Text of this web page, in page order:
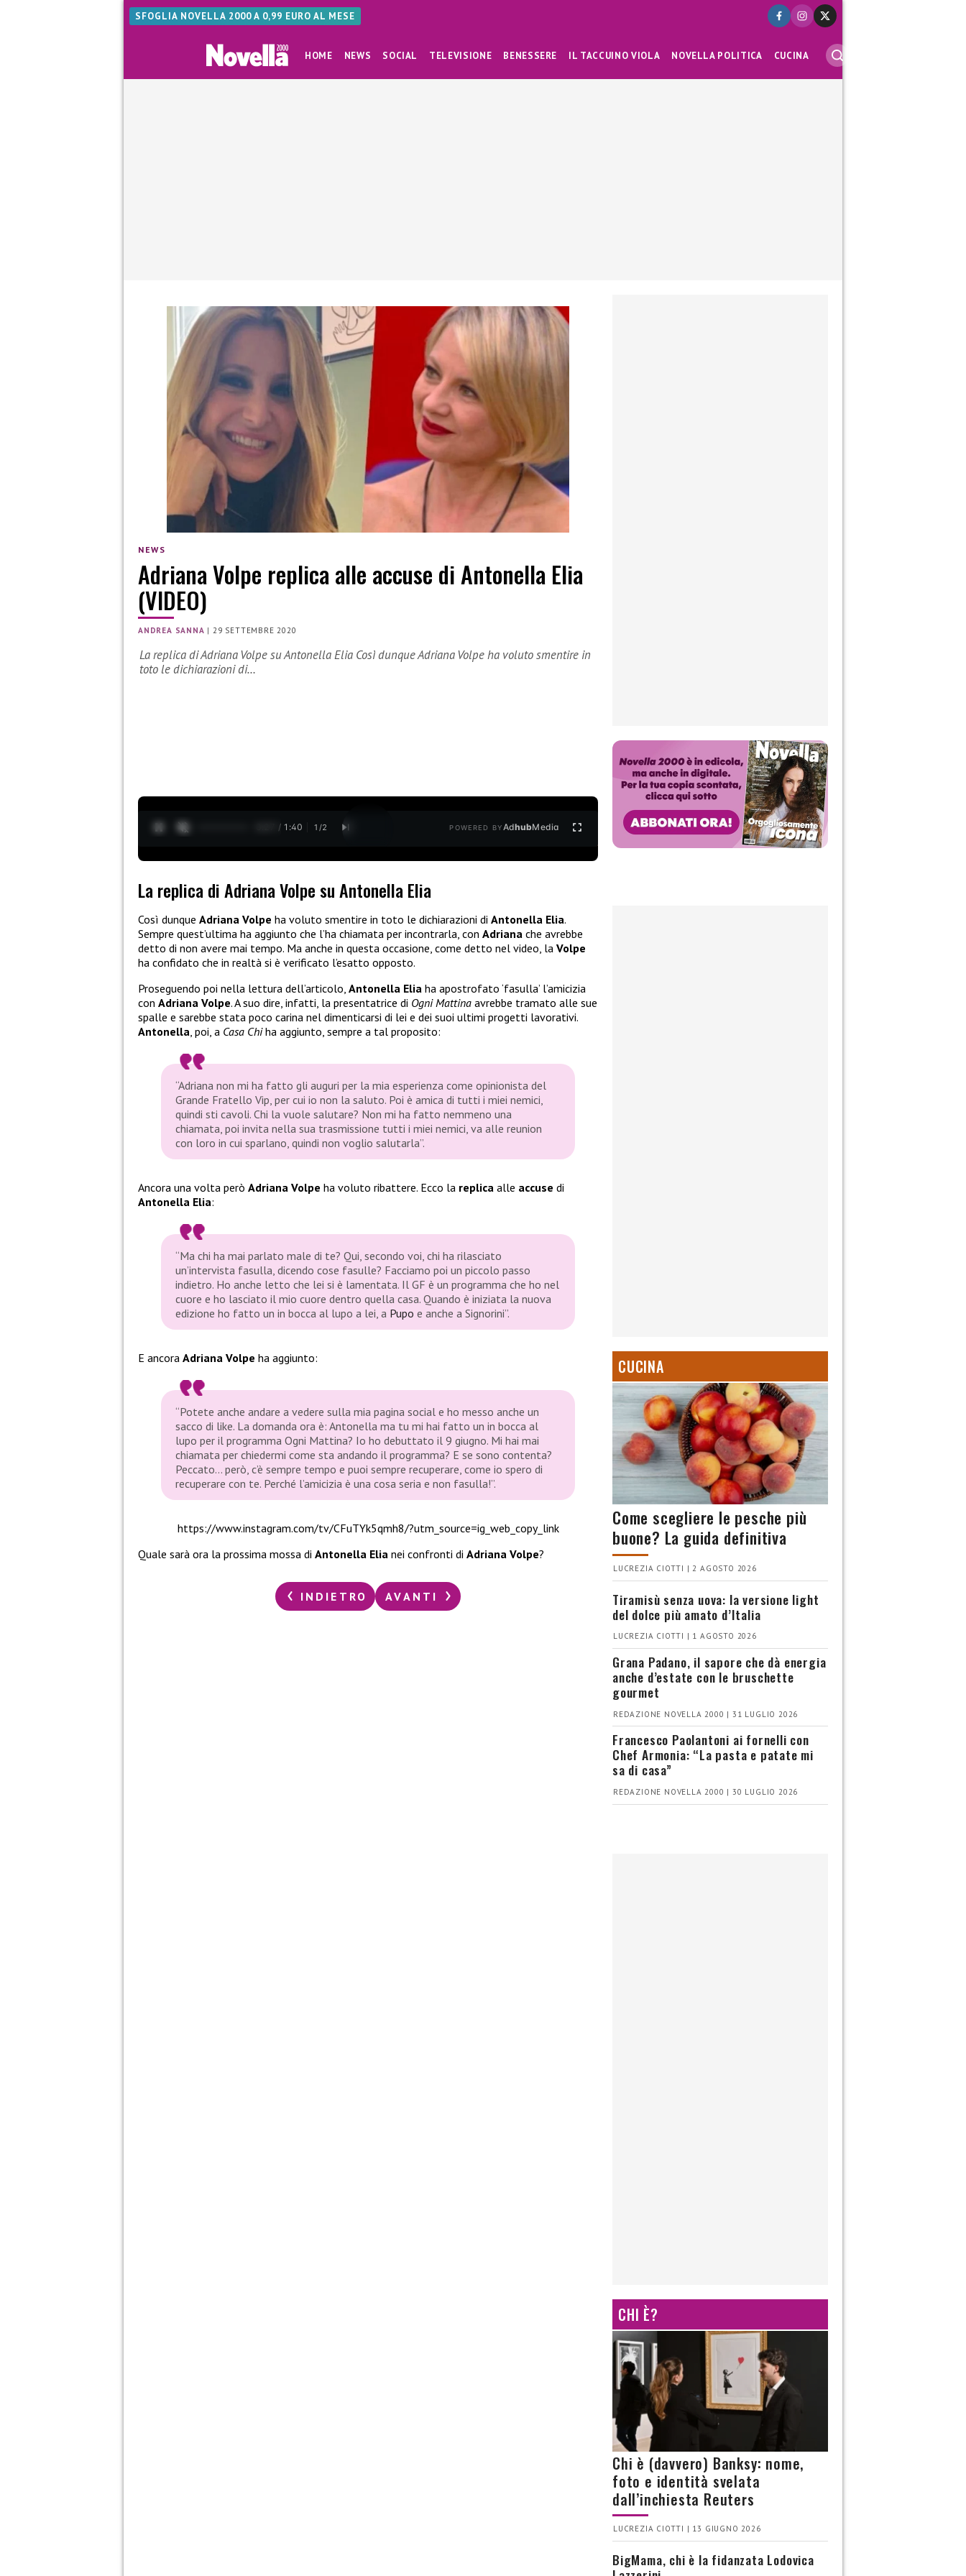
SFOGLIA NOVELLA 2000 A 0,99 EURO AL MESE
HOME NEWS SOCIAL TELEVISIONE BENESSERE IL TACCUINO VIOLA NOVELLA POLITICA CUCINA
NEWS
Adriana Volpe replica alle accuse di Antonella Elia
(VIDEO)
ANDREA SANNA |29 SETTEMBRE 2020
La replica di Adriana Volpe su Antonella Elia Così dunque Adriana Volpe ha voluto smentire in
toto le dichiarazioni di…
0:28 / 1:40 1 /2 POWERED BYAdhubMedia
La replica di Adriana Volpe su Antonella Elia
Così dunque Adriana Volpe ha voluto smentire in toto le dichiarazioni di Antonella Elia.
Sempre quest’ultima ha aggiunto che l’ha chiamata per incontrarla, con Adriana che avrebbe
detto di non avere mai tempo. Ma anche in questa occasione, come detto nel video, la Volpe
ha confidato che in realtà si è verificato l’esatto opposto.
Proseguendo poi nella lettura dell’articolo, Antonella Elia ha apostrofato ‘fasulla’ l’amicizia
con Adriana Volpe. A suo dire, infatti, la presentatrice di Ogni Mattina avrebbe tramato alle sue
spalle e sarebbe stata poco carina nel dimenticarsi di lei e dei suoi ultimi progetti lavorativi.
Antonella, poi, a Casa Chiha aggiunto, sempre a tal proposito:
“Adriana non mi ha fatto gli auguri per la mia esperienza come opinionista del
Grande Fratello Vip, per cui io non la saluto. Poi è amica di tutti i miei nemici,
quindi sti cavoli. Chi la vuole salutare? Non mi ha fatto nemmeno una
chiamata, poi invita nella sua trasmissione tutti i miei nemici, va alle reunion
con loro in cui sparlano, quindi non voglio salutarla”.
Ancora una volta però Adriana Volpe ha voluto ribattere. Ecco la replica alle accuse di
Antonella Elia:
“Ma chi ha mai parlato male di te? Qui, secondo voi, chi ha rilasciato
un’intervista fasulla, dicendo cose fasulle? Facciamo poi un piccolo passo
indietro. Ho anche letto che lei si è lamentata. Il GF è un programma che ho nel
cuore e ho lasciato il mio cuore dentro quella casa. Quando è iniziata la nuova
edizione ho fatto un in bocca al lupo a lei, a Pupo e anche a Signorini”.
E ancora Adriana Volpe ha aggiunto:
“Potete anche andare a vedere sulla mia pagina social e ho messo anche un
sacco di like. La domanda ora è: Antonella ma tu mi hai fatto un in bocca al
lupo per il programma Ogni Mattina? Io ho debuttato il 9 giugno. Mi hai mai
chiamata per chiedermi come sta andando il programma? E se sono contenta?
Peccato… però, c’è sempre tempo e puoi sempre recuperare, come io spero di
recuperare con te. Perché l’amicizia è una cosa seria e non fasulla!”.
https://www.instagram.com/tv/CFuTYk5qmh8/?utm_source=ig_web_copy_link
Quale sarà ora la prossima mossa di Antonella Elia nei confronti di Adriana Volpe?
INDIETRO AVANTI
CUCINA
Come scegliere le pesche più
buone? La guida definitiva
LUCREZIA CIOTTI | 2 AGOSTO 2026
Tiramisù senza uova: la versione light
del dolce più amato d’Italia
LUCREZIA CIOTTI | 1 AGOSTO 2026
Grana Padano, il sapore che dà energia
anche d’estate con le bruschette
gourmet
REDAZIONE NOVELLA 2000 | 31 LUGLIO 2026
Francesco Paolantoni ai fornelli con
Chef Armonia: “La pasta e patate mi
sa di casa”
REDAZIONE NOVELLA 2000 | 30 LUGLIO 2026
CHI È?
Chi è (davvero) Banksy: nome,
foto e identità svelata
dall’inchiesta Reuters
LUCREZIA CIOTTI | 13 GIUGNO 2026
BigMama, chi è la fidanzata Lodovica